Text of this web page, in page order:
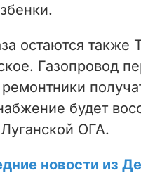
остаются
Газопровод
будет
ОГА.
новости из